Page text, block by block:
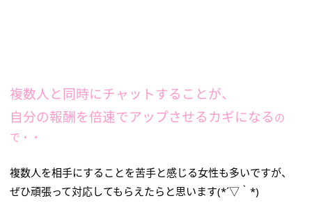
複数人と同時にチャットすることが、
自分の報酬を倍速でアップさせるカギになる の
で・・
複数人を相手にすることを苦手と感じる女性も多いですが、
ぜひ頑張って対応してもらえたらと思います(*´▽｀*)